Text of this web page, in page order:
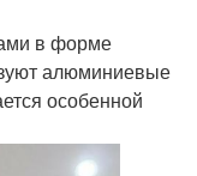
в форме
алюминиевые
особенной